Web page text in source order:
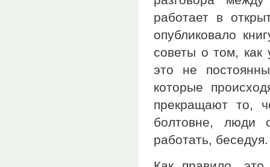
работает в
опубликовало
советы о том, как
это не
которые
прекращают то,
болтовне, люди
работать, беседуя.